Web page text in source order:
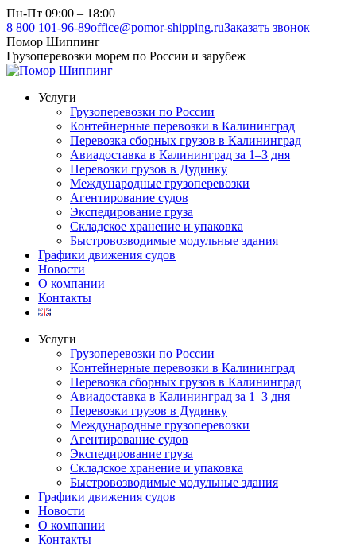
Перейти
к
содержанию
Пн-Пт 09:00 – 18:00
8 800 101-96-89office@pomor-shipping.ruЗаказать звонок
Помор Шиппинг
Грузоперевозки морем по России и зарубеж
Услуги
Грузоперевозки по России
Контейнерные перевозки в Калининград
Перевозка сборных грузов в Калининград
Авиадоставка в Калининград за 1–3 дня
Перевозки грузов в Дудинку
Международные грузоперевозки
Агентирование судов
Экспедирование груза
Складское хранение и упаковка
Быстровозводимые модульные здания
Графики движения судов
Новости
О компании
Контакты
Услуги
Грузоперевозки по России
Контейнерные перевозки в Калининград
Перевозка сборных грузов в Калининград
Авиадоставка в Калининград за 1–3 дня
Перевозки грузов в Дудинку
Международные грузоперевозки
Агентирование судов
Экспедирование груза
Складское хранение и упаковка
Быстровозводимые модульные здания
Графики движения судов
Новости
О компании
Контакты